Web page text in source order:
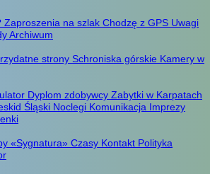
Zaproszenia na szlak Chodzę z GPS Uwagi
Archiwum
strony Schroniska górskie Kamery w
Dyplom zdobywcy Zabytki w Karpatach
Śląski Noclegi Komunikacja Imprezy
«Sygnatura» Czasy Kontakt Polityka